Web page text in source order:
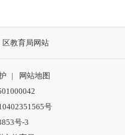
区教育局网站
|
网站地图
号
号-3